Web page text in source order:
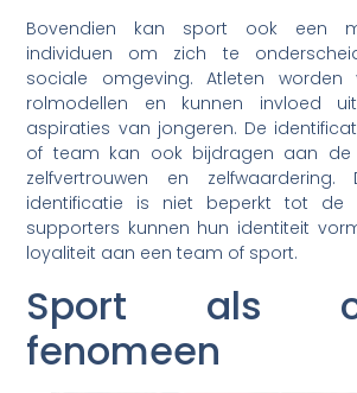
Bovendien kan sport ook een
individuen om zich te
sociale omgeving. Atleten worden
rolmodellen en kunnen invloed
aspiraties van jongeren. De
of team kan ook bijdragen aan de
zelfvertrouwen en
identificatie is niet beperkt tot de
supporters kunnen hun identiteit
loyaliteit aan een team of sport.
Sport als
fenomeen